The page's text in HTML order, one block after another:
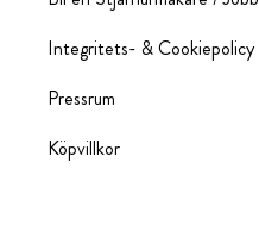
Integritets- & Cookiepolicy
Pressrum
Köpvillkor